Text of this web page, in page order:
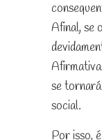
Afinal, se
se
social.
Por isso,